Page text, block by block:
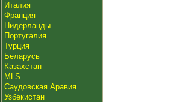
Италия
Франция
Нидерланды
Португалия
Турция
Беларусь
Казахстан
MLS
Саудовская Аравия
Узбекистан